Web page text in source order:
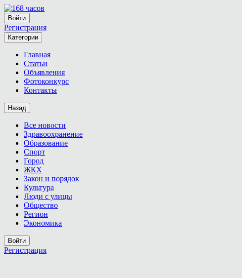
Войти
Регистрация
Категории
Главная
Статьи
Объявления
Фотоконкурс
Контакты
Назад
Все новости
Здравоохранение
Образование
Спорт
Город
ЖКХ
Закон и порядок
Культура
Люди с улицы
Общество
Регион
Экономика
Войти
Регистрация